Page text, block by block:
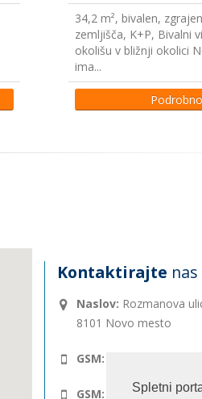
Spletni
34,2 m², bivalen,
zemljišča, K+P, Bivalni
okolišu v bližnji okolici
ima...
Kontaktirajte nas
Naslov: Rozmanova
8101 Novo mesto
GSM:
GSM: 041 729 836